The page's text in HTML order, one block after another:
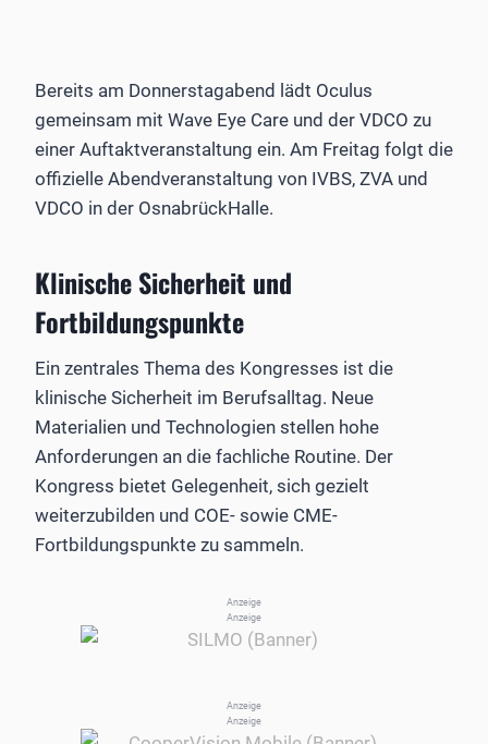
Bereits am Donnerstagabend lädt Oculus
gemeinsam mit Wave Eye Care und der VDCO zu
einer Auftaktveranstaltung ein. Am Freitag folgt die
offizielle Abendveranstaltung von IVBS, ZVA und
VDCO in der OsnabrückHalle.
Klinische Sicherheit und
Fortbildungspunkte
Ein zentrales Thema des Kongresses ist die
klinische Sicherheit im Berufsalltag. Neue
Materialien und Technologien stellen hohe
Anforderungen an die fachliche Routine. Der
Kongress bietet Gelegenheit, sich gezielt
weiterzubilden und COE- sowie CME-
Fortbildungspunkte zu sammeln.
Anzeige
Anzeige
Anzeige
Anzeige